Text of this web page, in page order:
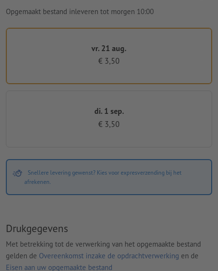
Opgemaakt bestand inleveren tot morgen 10:00
vr. 21 aug.
€ 3,50
di. 1 sep.
€ 3,50
Snellere levering gewenst? Kies voor expresverzending bij het
afrekenen.
Drukgegevens
Met betrekking tot de verwerking van het opgemaakte bestand
gelden de Overeenkomst inzake de opdrachtverwerking en de
Eisen aan uw opgemaakte bestand